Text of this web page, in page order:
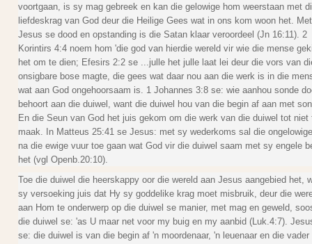
voortgaan, is sy mag gebreek en kan die gelowige hom weerstaan met
liefdeskrag van God deur die Heilige Gees wat in ons kom woon het. Met
Jesus se dood en opstanding is die Satan klaar veroordeel (Jn 16:11). 2
Korintirs 4:4 noem hom 'die god van hierdie wereld vir wie die mense
het om te dien; Efesirs 2:2 se ...julle het julle laat lei deur die vors van
onsigbare bose magte, die gees wat daar nou aan die werk is in die
wat aan God ongehoorsaam is. 1 Johannes 3:8 se: wie aanhou sonde
behoort aan die duiwel, want die duiwel hou van die begin af aan met
En die Seun van God het juis gekom om die werk van die duiwel tot niet
maak. In Matteus 25:41 se Jesus: met sy wederkoms sal die
na die ewige vuur toe gaan wat God vir die duiwel saam met sy engele
het (vgl Openb.20:10).
Toe die duiwel die heerskappy oor die wereld aan Jesus aangebied het,
sy versoeking juis dat Hy sy goddelike krag moet misbruik, deur die
aan Hom te onderwerp op die duiwel se manier, met mag en geweld,
die duiwel se: 'as U maar net voor my buig en my aanbid (Luk.4:7).
se: die duiwel is van die begin af 'n moordenaar, 'n leuenaar en die vader